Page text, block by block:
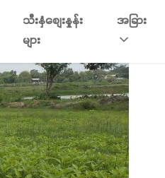
သီးနှံစျေးနှုန်း
များ
အခြား